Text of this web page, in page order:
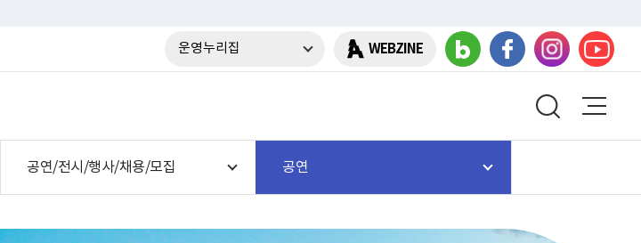
운영누리집 WEBZINE
공연/전시/행사/채용/모집 공연